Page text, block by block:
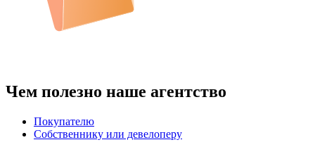
Чем полезно наше агентство
Покупателю
Собственнику или девелоперу